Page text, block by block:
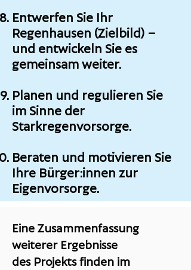
Entwerfen Sie Ihr
Regenhausen (Zielbild) –
und entwickeln Sie es
gemeinsam weiter.
Planen und regulieren Sie
im Sinne der
Starkregenvorsorge.
Beraten und motivieren Sie
Ihre Bürger:innen zur
Eigenvorsorge.
Eine Zusammenfassung
weiterer Ergebnisse
des Projekts finden im